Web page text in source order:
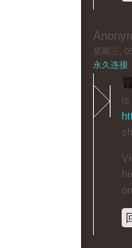
星期三,
永久连接
is